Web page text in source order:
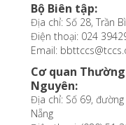
Bộ Biên tập:
Địa chỉ: Số 28, Trần
Điện thoại: 024
Email:
Cơ quan
Nguyên:
Địa chỉ: Số 69,
Nẵng